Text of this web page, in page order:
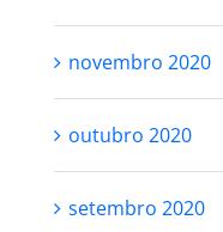
novembro 2020
outubro 2020
setembro 2020